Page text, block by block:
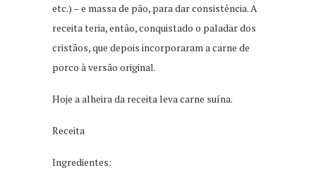
etc.) – e massa de pão, para dar consistência. A
receita teria, então, conquistado o paladar dos
cristãos, que depois incorporaram a carne de
porco à versão original.
Hoje a alheira da receita leva carne suína.
Receita
Ingredientes: